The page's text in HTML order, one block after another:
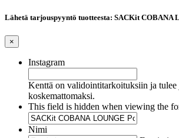
Lähetä tarjouspyyntö tuotteesta: SACKit COBANA
×
Instagram
Kenttä on validointitarkoituksiin ja tulee
koskemattomaksi.
This field is hidden when viewing the
Nimi